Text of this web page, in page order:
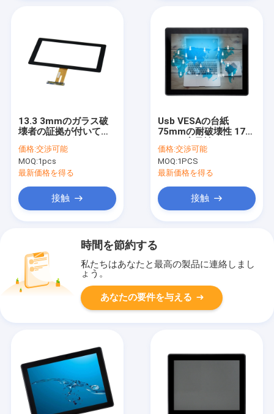
13.3 3mmのガラス破
壊者の証拠が付いてい
PCAPタッチ画面
価格:交渉可能
MOQ:1pcs
最新価格を得る
接触
Usb VESAの台紙
75mmの耐破壊性 17イ
タッチ画面
価格:交渉可能
MOQ:1PCS
最新価格を得る
接触
時間を節約する
私たちはあなたと最高の製品に連絡しまし
ょう。
あなたの要件を与える